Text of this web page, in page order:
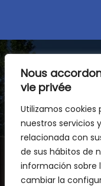
Nous
vie privée
Utilizamos
nuestros servicios
relacionada con
de sus hábitos de
información sobre
cambiar la
Au cours